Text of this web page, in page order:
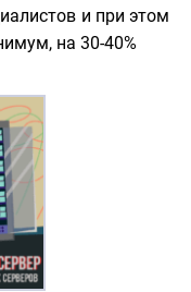
и при этом
на 30-40%